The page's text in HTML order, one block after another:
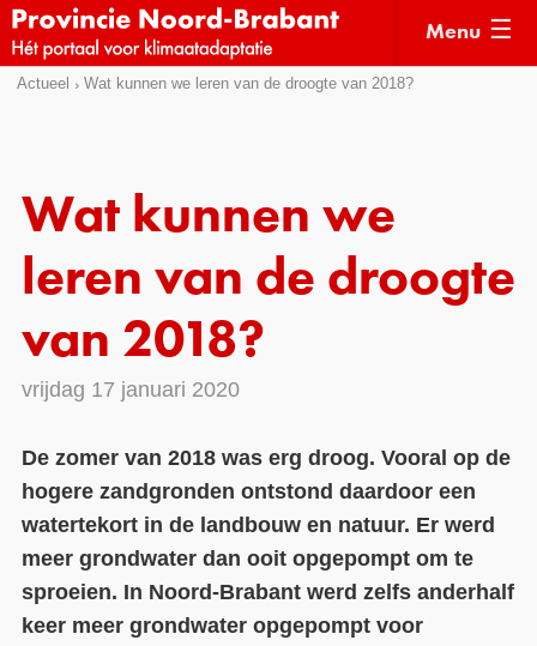
Sla
naar
menu
naar
pagina
Menu
Actueel Wat kunnen we leren van de droogte van 2018?
Wat kunnen we
leren van de droogte
van 2018?
vrijdag 17 januari 2020
De zomer van 2018 was erg droog. Vooral op de
hogere zandgronden ontstond daardoor een
watertekort in de landbouw en natuur. Er werd
meer grondwater dan ooit opgepompt om te
sproeien. In Noord-Brabant werd zelfs anderhalf
keer meer grondwater opgepompt voor
Actueel
Hulpmiddelen
Voorbeelden
Subsidies
Contact
Over ons